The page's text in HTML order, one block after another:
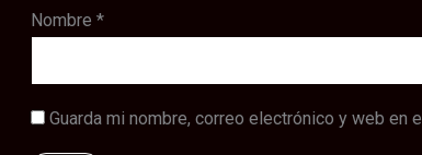
Nombre *
Guarda mi nombre, correo electrónico y web en